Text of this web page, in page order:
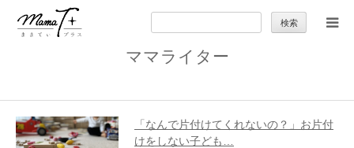
索:
ママライター
「なんで片付けてくれないの？」お片付
けをしない子ども…